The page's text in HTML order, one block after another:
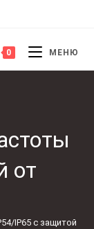
0 МЕНЮ
от
IP65 с защитой от